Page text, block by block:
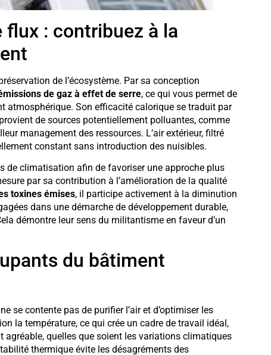
: contribuez à la
de l’écosystème. Par sa conception
de gaz à effet de serre, ce qui vous permet de
atmosphérique. Son efficacité calorique se traduit par
de sources potentiellement polluantes, comme
management des ressources. L’air extérieur, filtré
constant sans introduction des nuisibles.
de climatisation afin de favoriser une approche plus
par sa contribution à l’amélioration de la qualité
toxines émises, il participe activement à la diminution
dans une démarche de développement durable,
démontre leur sens du militantisme en faveur d’un
du bâtiment
se contente pas de purifier l’air et d’optimiser les
la température, ce qui crée un cadre de travail idéal,
agréable, quelles que soient les variations climatiques
thermique évite les désagréments des